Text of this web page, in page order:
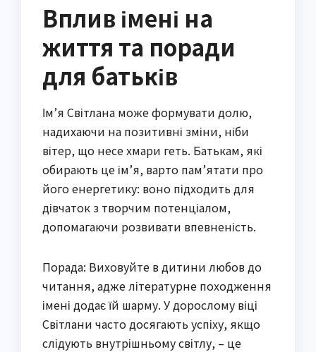
Вплив імені на
життя та поради
для батьків
Ім’я Світлана може формувати долю,
надихаючи на позитивні зміни, ніби
вітер, що несе хмари геть. Батькам, які
обирають це ім’я, варто пам’ятати про
його енергетику: воно підходить для
дівчаток з творчим потенціалом,
допомагаючи розвивати впевненість.
Порада: Виховуйте в дитини любов до
читання, адже літературне походження
імені додає їй шарму. У дорослому віці
Світлани часто досягають успіху, якщо
слідують внутрішньому світлу, – це